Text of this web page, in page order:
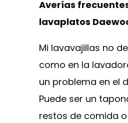
Averías
lavaplatos
Mi lavavajillas no
como en la
un problema en el
Puede ser un
restos de comida